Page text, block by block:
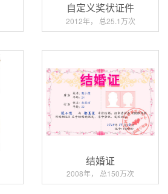
自定义奖状证件
2012年， 总25.1万次
结婚证
2008年， 总150万次